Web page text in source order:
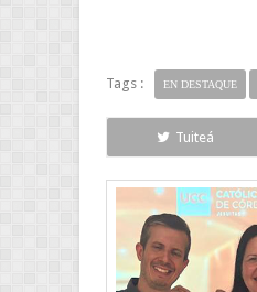
Tags : EN DESTAQUE
Tuiteá